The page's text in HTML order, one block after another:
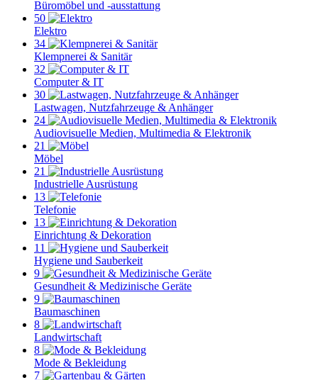
Büromöbel und -ausstattung
50
Elektro
34
Klempnerei & Sanitär
32
Computer & IT
30
Lastwagen, Nutzfahrzeuge & Anhänger
24
Audiovisuelle Medien, Multimedia & Elektronik
21
Möbel
21
Industrielle Ausrüstung
13
Telefonie
13
Einrichtung & Dekoration
11
Hygiene und Sauberkeit
9
Gesundheit & Medizinische Geräte
9
Baumaschinen
8
Landwirtschaft
8
Mode & Bekleidung
7